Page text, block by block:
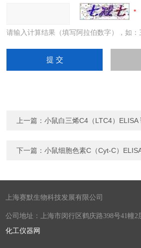
请输入计算结果（填写阿拉伯数字），如：
上一篇：小鼠白三烯C4（LTC4）ELISA
下一篇：小鼠细胞色素C（Cyt-C）
上海赛默生物科技发展有限公司
公司地址：上海市闵行区鹤庆路398号41幢
化工仪器网